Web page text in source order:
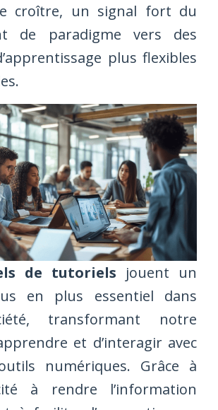
croître, un signal fort du
de paradigme vers des
plus flexibles
de tutoriels jouent un
en plus essentiel dans
transformant notre
et d’interagir avec
numériques. Grâce à
à rendre l’information